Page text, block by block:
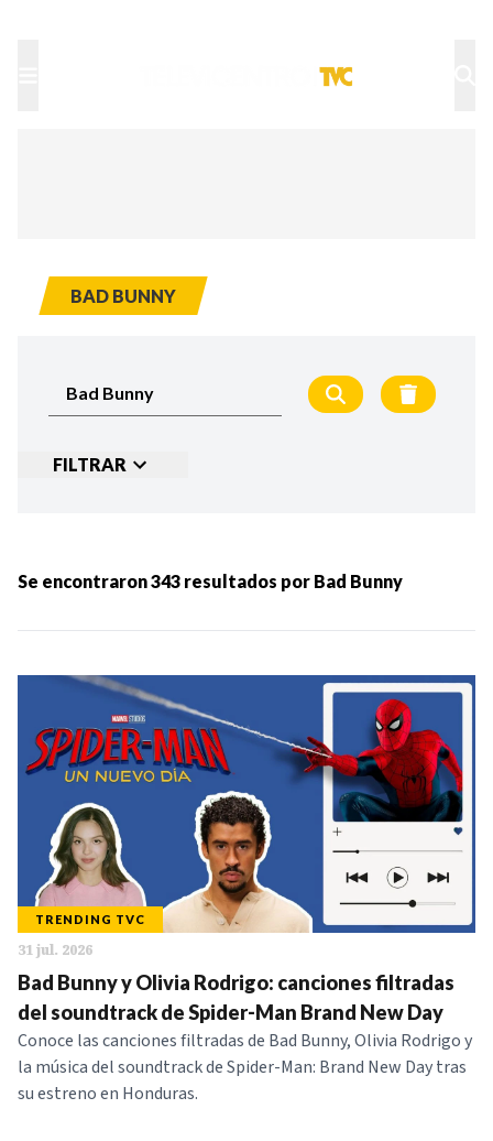
BAD BUNNY
FILTRAR
MÁS RECIENTES
MENOS RECIENTES
Periodo:
IR
NOTICIAS
SERIES
Se encontraron343 resultados por Bad Bunny
TRENDING TVC
31 jul. 2026
Bad Bunny y Olivia Rodrigo: canciones filtradas
del soundtrack de Spider-Man Brand New Day
Conoce las canciones filtradas de Bad Bunny, Olivia Rodrigo y
la música del soundtrack de Spider-Man: Brand New Day tras
su estreno en Honduras.